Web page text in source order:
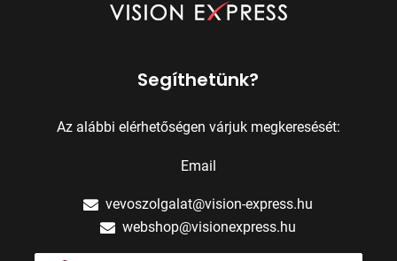
Segíthetünk?
Az alábbi elérhetőségen várjuk megkeresését:
Email
vevoszolgalat@vision-express.hu
webshop@visionexpress.hu